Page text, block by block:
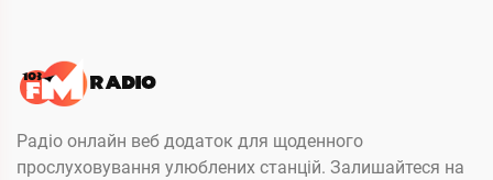
Радіо онлайн веб додаток для щоденного
прослуховування улюблених станцій. Залишайтеся на